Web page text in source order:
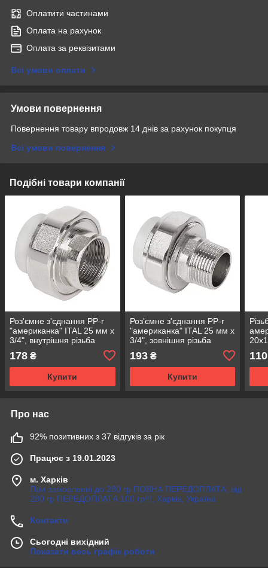
Оплатити частинами
Оплата на рахунок
Оплата за реквізитами
Всі умови оплати
Умови повернення
Повернення товару впродовж 14 днів за рахунок покупця
Всі умови повернення
Подібні товари компанії
Роз'ємне з'єднання PP-r
"американка" ITAL 25 мм х
3/4", внутрішня різьба
178 ₴
Купити
Роз'ємне з'єднання PP-r
"американка" ITAL 25 мм х
3/4", зовнішня різьба
193₴
Купити
110
Про нас
92% позитивних з 37 відгуків за рік
Працює з 19.01.2023
м. Харків
При замовленні до 280 гр ПОВНА ПЕРЕДОПЛАТА, від
280 гр ПЕРЕДОПЛАТА 100 гр!!!, Харків, Україна
Контакти
Сьогодні вихідний
Показати весь графік роботи